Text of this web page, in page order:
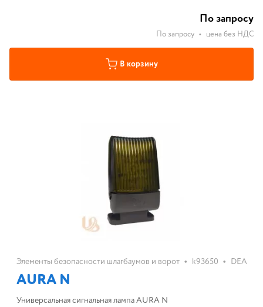
По запросу
По запросу • цена без НДС
В корзину
Элементы безопасности шлагбаумов и ворот • k93650 • DEA
AURA N
Универсальная сигнальная лампа AURA N